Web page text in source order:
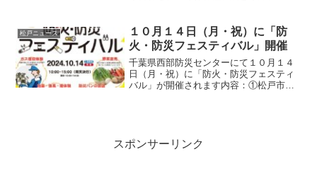
ルファホール等）・大勝（煮干しまぜそ
ば、ピリ辛サバラ...
松戸ニュース
１０月１４日（月・祝）に「防
火・防災フェスティバル」開催
千葉県西部防災センターにて１０月１４
日（月・祝）に「防火・防災フェスティ
バル」が開催されます内容：①松戸市消
スポンサーリンク